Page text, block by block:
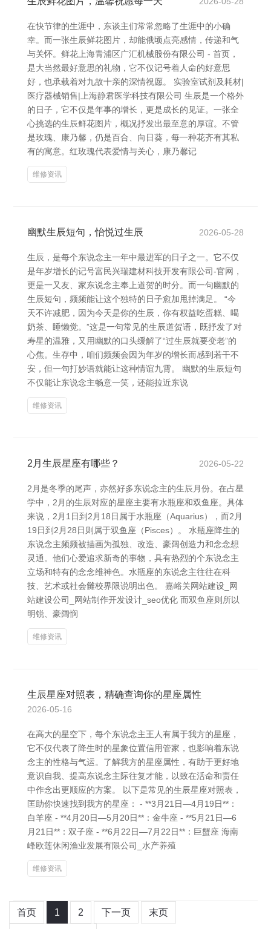
在快节律的生涯中，东谈主们常常忽略了生涯中的小确
幸。而一张生辰鲜花图片，却能俄顷点亮感情，传递和气
与关怀。鲜花上海青浦区广汇机械股份有限公司 - 首页，
是大当然最好意思的礼物，它不仅记号着人命的好意思
好，也承载着对九故十亲的深情祝愿。 实验室试剂及耗材|
医疗器械销售|上海静君医学科技有限公司 生辰是一个格外
的日子，它不仅是年事的增长，更是成长的见证。一张全
心挑选的生辰鲜花图片，概况抒发出最至意的厚谊。不管
是玫瑰、康乃馨，仍是百合、向日葵，每一种花齐有其私
有的寓意。红玫瑰代表爱情与关心，康乃馨记
维修资讯
幽默生辰短句，怡悦过生辰 2026-05-28
生辰，是每个东说念主一年中最进军的日子之一。它不仅
是年岁增长的记号富民兴瑞建材科技开发有限公司-官网，
更是一又友、家东说念主奉上道贺的时分。而一句幽默的
生辰短句，频频能让这个独特的日子愈加甩掉满足。 “今
天不许减肥，因为今天是你的生辰，你有权益吃蛋糕、喝
奶茶、睡懒觉。”这是一句常见的生辰道贺语，既抒发了对
寿星的温雅，又用幽默的口头缓解了“过生辰就要变老”的
心焦。生存中，咱们频频会因为年岁的增长而感到若干不
安，但一句打妙语就能让这种情谊九霄。 幽默的生辰短句
不仅能让东说念主畅意一笑，还能拉近东说
维修资讯
2月生辰星座有哪些？ 2026-05-22
2月是冬季的尾声，亦然好多东说念主的生辰月份。在占星
学中，2月的生辰对应的星座主要有水瓶座和双鱼座。具体
来说，2月1日到2月18日属于水瓶座（Aquarius），而2月
19日到2月28日则属于双鱼座（Pisces）。 水瓶座降生的
东说念主频频被描画为孤独、改造、豪阔创造力和念念想
灵通。他们心爱追求新奇的事物，具有热烈的个东说念主
立场和特有的念念维神色。水瓶座的东说念主往往在科
技、艺术或社会雠校界限说明出色。 嘉峪关网站建设_网
站建设公司_网站制作开发设计_seo优化 而双鱼座则所以
明锐、豪阔悯
维修资讯
生辰星座对照表，精确查询你的星座属性
2026-05-16
在高大的星空下，每个东说念主王人有属于我方的星座，
它不仅代表了降生时的星象位置信用管家，也影响着东说
念主的性格与气运。了解我方的星座属性，有助于更好地
意识自我、提高东说念主际往复才能，以致在活命和责任
中作念出更顺应的方案。 以下是常见的生辰星座对照表，
匡助你快速找到我方的星座： - **3月21日—4月19日**：
白羊座 - **4月20日—5月20日**：金牛座 - **5月21日—6
月21日**：双子座 - **6月22日—7月22日**：巨蟹座 海南
峰欧莲休闲渔业发展有限公司_水产养殖
维修资讯
首页 1 2 下一页 末页